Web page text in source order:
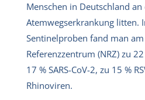
Menschen in Deutschland
Atemwegserkrankung litten.
Sentinelproben fand man
Referenzzentrum (NRZ) zu
17 % SARS-CoV-2, zu 15 %
Rhinoviren.